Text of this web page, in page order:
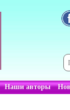
Наши авторы